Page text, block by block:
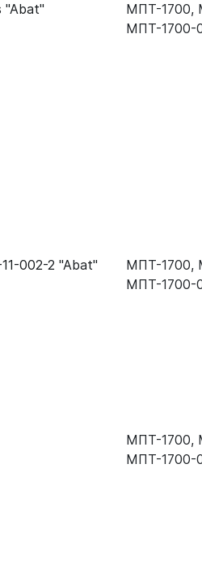
"Abat"
МПТ-1700,
МПТ-1700-
002-2 "Abat"
МПТ-1700,
МПТ-1700-
МПТ-1700,
МПТ-1700-